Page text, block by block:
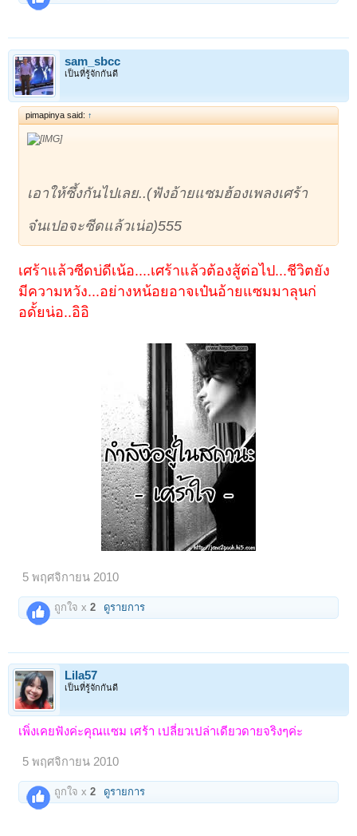
sam_sbcc
เป็นที่รู้จักกันดี
pimapinya said: ↑
เอาให้ซึ้งกันไปเลย..(ฟังอ้ายแซมฮ้องเพลงเศร้า
จ๋นเปอจะซีดแล้วเน่อ)555
เศร้าแล้วซีดบ่ดีเน้อ....เศร้าแล้วต้องสู้ต่อไป...ชีวิตยัง
มีความหวัง...อย่างหน้อยอาจเป๋นอ้ายแซมมาลุนก่
อดั้ยน่อ..อิอิ
5 พฤศจิกายน 2010
ถูกใจ x2 ดูรายการ
Lila57
เป็นที่รู้จักกันดี
เพิ่งเคยฟังค่ะคุณแซม เศร้า เปลี่ยวเปล่าเดียวดายจริงๆค่ะ
5 พฤศจิกายน 2010
ถูกใจ x2 ดูรายการ
2 ถัดไป >